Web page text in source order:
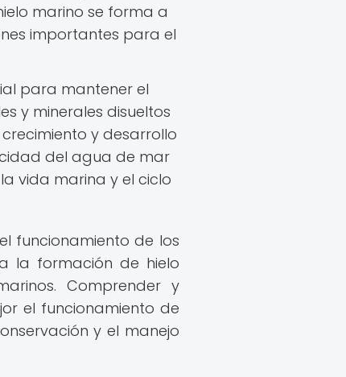
marino se forma a
importantes para el
para mantener el
y minerales disueltos
y desarrollo
del agua de mar
vida marina y el ciclo
funcionamiento de los
la formación de hielo
Comprender y
el funcionamiento de
y el manejo